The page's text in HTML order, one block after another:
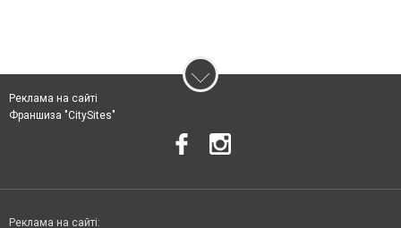
Реклама на сайті
Франшиза "CitySites"
Реклама на сайті: